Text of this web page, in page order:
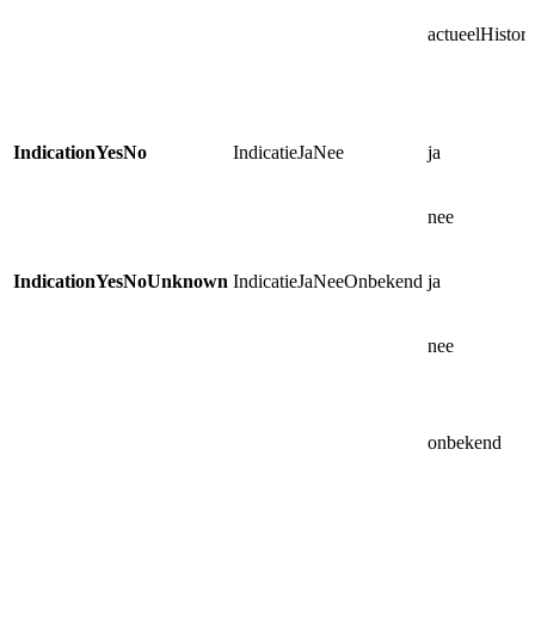
IndicationYesNo IndicatieJaNee ja
nee
IndicationYesNoUnknown IndicatieJaNeeOnbekend ja
nee
onbekend